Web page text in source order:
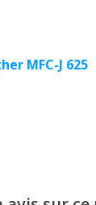
MFC-J 625